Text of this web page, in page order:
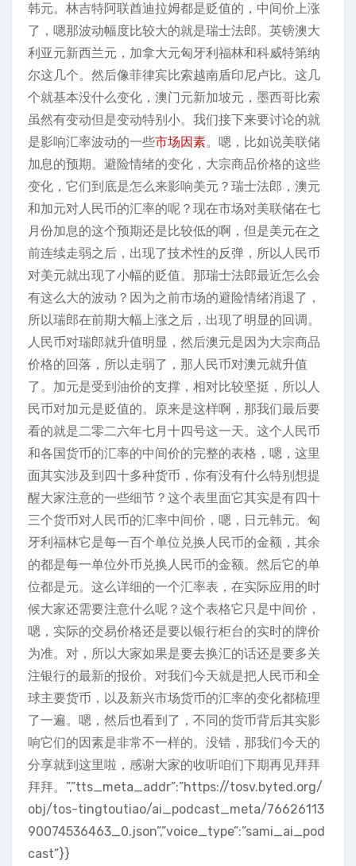
韩元。林吉特阿联酋迪拉姆都是贬值的，中间价上涨
了，嗯那波动幅度比较大的就是瑞士法郎。英镑澳大
利亚元新西兰元，加拿大元匈牙利福林和科威特第纳
尔这几个。然后像菲律宾比索越南盾印尼卢比。这几
个就基本没什么变化，澳门元新加坡元，墨西哥比索
虽然有变动但是变动特别小。我们接下来要讨论的就
是影响汇率波动的一些市场因素。嗯，比如说美联储
加息的预期。避险情绪的变化，大宗商品价格的这些
变化，它们到底是怎么来影响美元？瑞士法郎，澳元
和加元对人民币的汇率的呢？现在市场对美联储在七
月份加息的这个预期还是比较低的啊，但是美元在之
前连续走弱之后，出现了技术性的反弹，所以人民币
对美元就出现了小幅的贬值。那瑞士法郎最近怎么会
有这么大的波动？因为之前市场的避险情绪消退了，
所以瑞郎在前期大幅上涨之后，出现了明显的回调。
人民币对瑞郎就升值明显，然后澳元是因为大宗商品
价格的回落，所以走弱了，那人民币对澳元就升值
了。加元是受到油价的支撑，相对比较坚挺，所以人
民币对加元是贬值的。原来是这样啊，那我们最后要
看的就是二零二六年七月十四号这一天。这个人民币
和各国货币的汇率的中间价的完整的表格，嗯，这里
面其实涉及到四十多种货币，你有没有什么特别想提
醒大家注意的一些细节？这个表里面它其实是有四十
三个货币对人民币的汇率中间价，嗯，日元韩元。匈
牙利福林它是每一百个单位兑换人民币的金额，其余
的都是每一单位外币兑换人民币的金额。然后它的单
位都是元。这么详细的一个汇率表，在实际应用的时
候大家还需要注意什么呢？这个表格它只是中间价，
嗯，实际的交易价格还是要以银行柜台的实时的牌价
为准。对，所以大家如果是要去换汇的话还是要多关
注银行的最新的报价。对我们今天就是把人民币和全
球主要货币，以及新兴市场货币的汇率的变化都梳理
了一遍。嗯，然后也看到了，不同的货币背后其实影
响它们的因素是非常不一样的。没错，那我们今天的
分享就到这里啦，感谢大家的收听咱们下期再见拜拜
拜拜。”,”tts_meta_addr”:”https://tosv.byted.org/
obj/tos-tingtoutiao/ai_podcast_meta/76626113
90074536463_0.json”,”voice_type”:”sami_ai_pod
cast”}}